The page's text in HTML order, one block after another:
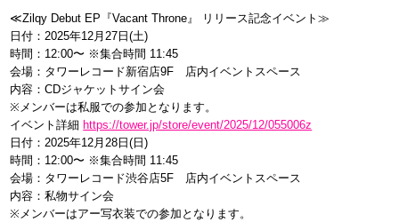
≪Zilqy Debut EP『Vacant Throne』 リリース記念イベント≫
日付：2025年12月27日(土)
時間：12:00〜 ※集合時間 11:45
会場：タワーレコード新宿店9F 店内イベントスペース
内容：CDジャケットサイン会
※メンバーは私服での参加となります。
イベント詳細 https://tower.jp/store/event/2025/12/055006z
日付：2025年12月28日(日)
時間：12:00〜 ※集合時間 11:45
会場：タワーレコード渋谷店5F 店内イベントスペース
内容：私物サイン会
※メンバーはアー写衣装での参加となります。